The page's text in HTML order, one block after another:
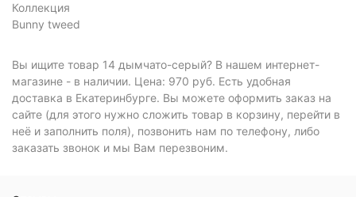
Коллекция
Bunny tweed
Вы ищите товар 14 дымчато-серый? В нашем интернет-
магазине - в наличии. Цена: 970 руб. Есть удобная
доставка в Екатеринбурге. Вы можете оформить заказ на
сайте (для этого нужно сложить товар в корзину, перейти в
неё и заполнить поля), позвонить нам по телефону, либо
заказать звонок и мы Вам перезвоним.